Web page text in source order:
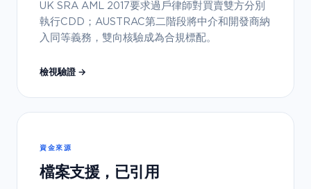
UK SRA AML 2017要求過戶律師對買賣雙方分別
執行CDD；AUSTRAC第二階段將中介和開發商納
入同等義務，雙向核驗成為合規標配。
檢視驗證 →
資金來源
檔案支援，已引用